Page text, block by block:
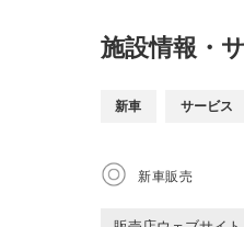
施設情報・
新車 サービス
新車販売